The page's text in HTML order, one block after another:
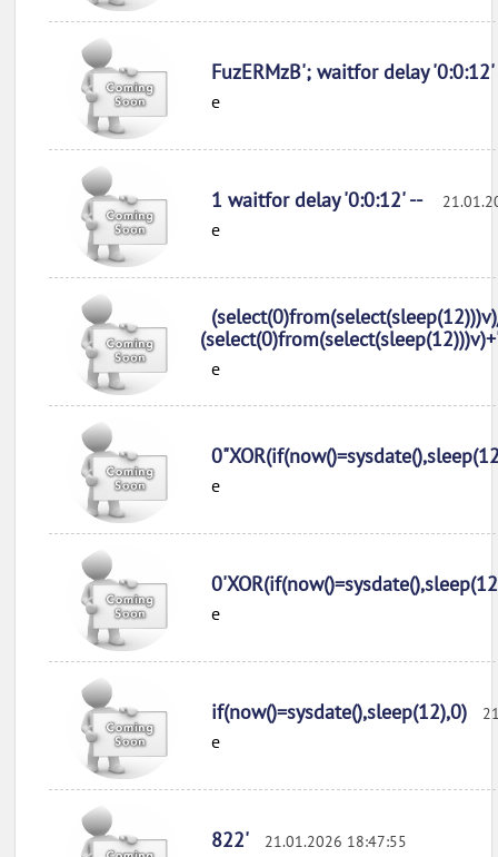
FuzERMzB'; waitfor delay
e
1 waitfor delay '0:0:12' --
e
e
e
e
if(now()=sysdate(),sleep(12),0)
e
822' 21.01.2026 18:47:55